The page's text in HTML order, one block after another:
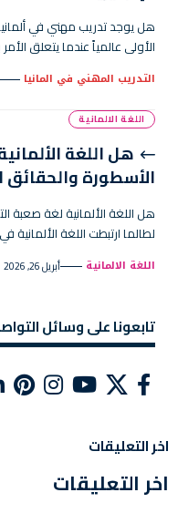
هل يوجد تدريب مهني في ألمانيا
الأولى عالمياً عندما يتعلق
التدريب المهني في المانيا
اللغة الالمانية
هل اللغة
الأسطورة والحقائق
هل اللغة الألمانية لغة صعبة
لطالما ارتبطت اللغة الألمانية
اللغة الالمانية أبريل 26, 2026
تابعونا على وسائل
اخر التعليقات
اخر التعليقات